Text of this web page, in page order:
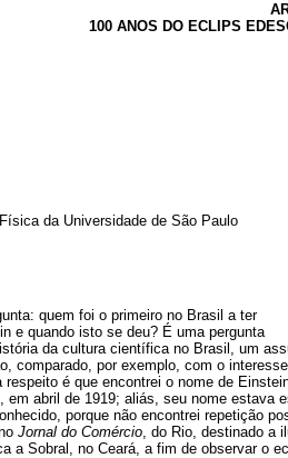
100 ANOS DO ECLIPS
da Universidade de São Paulo
quem foi o primeiro no Brasil a ter
e quando isto se deu? É uma pergunta
da cultura científica no Brasil, um
comparado, por exemplo, com o
é que encontrei o nome de
em abril de 1919; aliás, seu nome estava
porque não encontrei repetição
Jornal do Comércio , do Rio, destinado a
a Sobral, no Ceará, a fim de observar o